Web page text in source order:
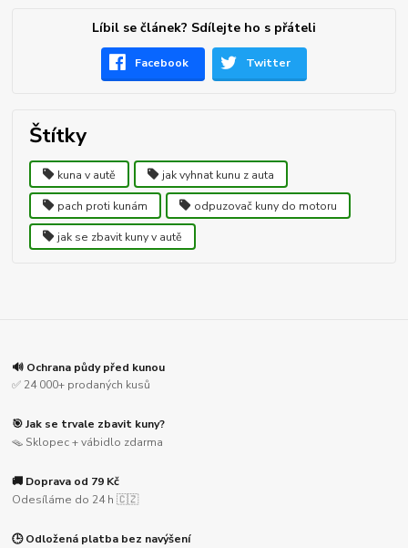
Líbil se článek? Sdílejte ho s přáteli
Facebook Twitter
Štítky
kuna v autě jak vyhnat kunu z auta
pach proti kunám odpuzovač kuny do motoru
jak se zbavit kuny v autě
🔊 Ochrana půdy před kunou
✅ 24 000+ prodaných kusů
🎯 Jak se trvale zbavit kuny?
🪤 Sklopec + vábidlo zdarma
🚚 Doprava od 79 Kč
Odesíláme do 24 h 🇨🇿
🕒 Odložená platba bez navýšení